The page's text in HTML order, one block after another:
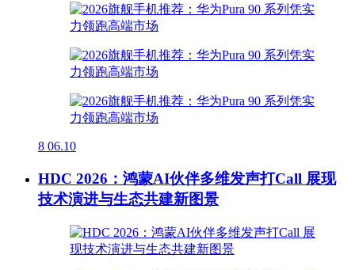
8 06.10
HDC 2026：鸿蒙AI伙伴多维发声打Call 展现
技术演进与生态共建新图景